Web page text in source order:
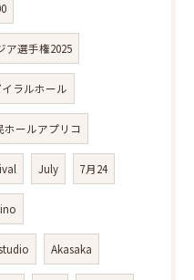
ア選手権2025
ラルホール
ホールアプリコ
July 7月24
Akasaka